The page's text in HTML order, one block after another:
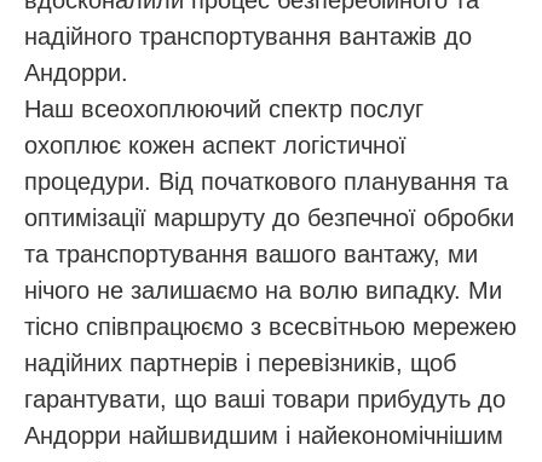
надійного транспортування вантажів до
Андорри.
Наш всеохоплюючий спектр послуг
охоплює кожен аспект логістичної
процедури. Від початкового планування та
оптимізації маршруту до безпечної обробки
та транспортування вашого вантажу, ми
нічого не залишаємо на волю випадку. Ми
тісно співпрацюємо з всесвітньою мережею
надійних партнерів і перевізників, щоб
гарантувати, що ваші товари прибудуть до
Андорри найшвидшим і найекономічнішим